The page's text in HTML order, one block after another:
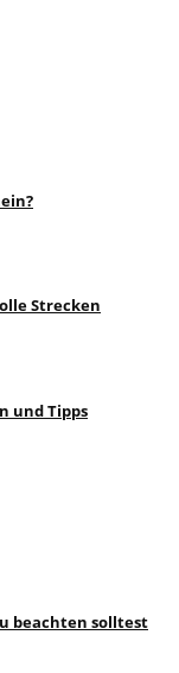
Strecken
und Tipps
beachten solltest